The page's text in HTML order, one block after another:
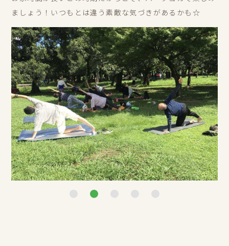
ましょう！いつもとは違う素敵な気づきがあるかも☆